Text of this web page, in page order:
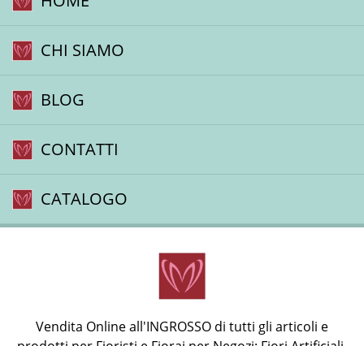
CHI SIAMO
BLOG
CONTATTI
CATALOGO
Vendita Online all'INGROSSO di tutti gli articoli e